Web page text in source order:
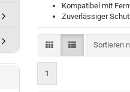
Kompatibel mit
Zuverlässiger
Sortieren
Sortieren
1